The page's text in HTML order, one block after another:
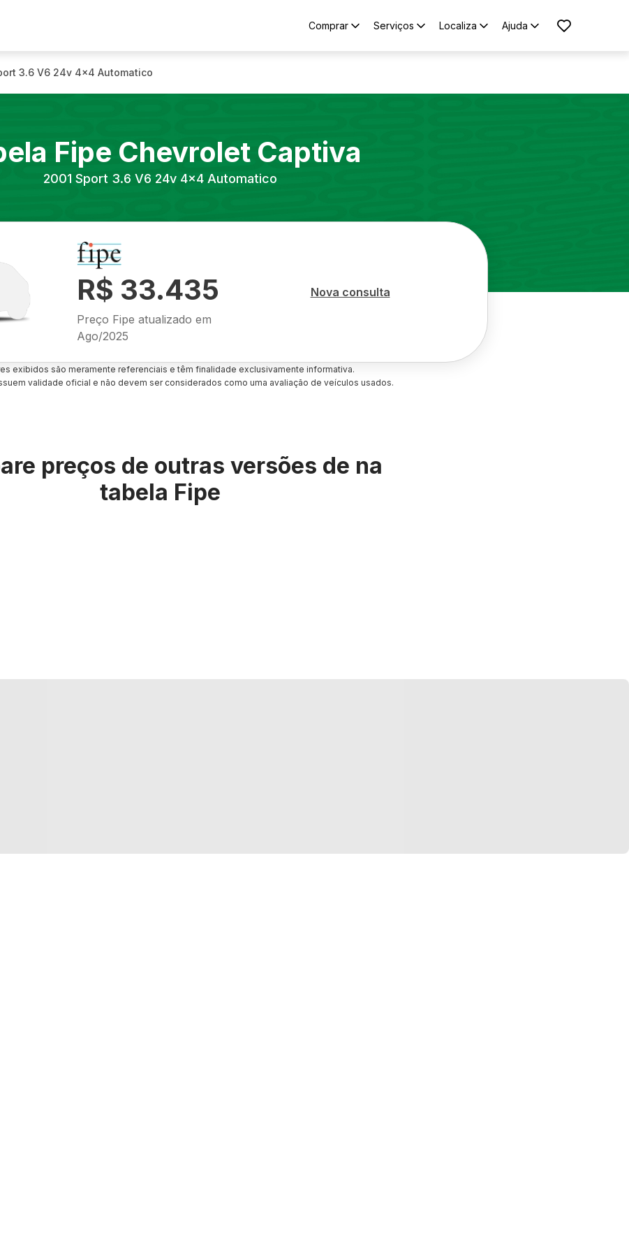
Comprar Serviços Localiza Ajuda
3.6 V6 24v 4x4 Automatico
Fipe Chevrolet Captiva
2001 Sport 3.6 V6 24v 4x4 Automatico
R$ 33.435
Preço Fipe atualizado em
Ago/2025
Nova consulta
exibidos são meramente referenciais e têm finalidade exclusivamente informativa.
validade oficial e não devem ser considerados como uma avaliação de veículos usados.
preços de outras versões de na
tabela Fipe